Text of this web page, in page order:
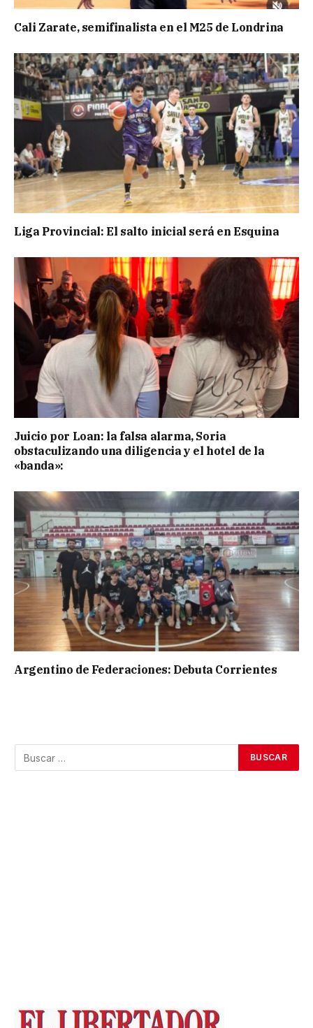
Cali Zarate, semifinalista en el M25 de Londrina
Liga Provincial: El salto inicial será en Esquina
Juicio por Loan: la falsa alarma, Soria
obstaculizando una diligencia y el hotel de la
«banda»:
Argentino de Federaciones: Debuta Corrientes